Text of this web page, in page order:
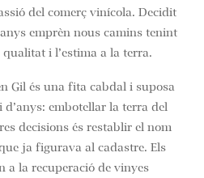
del comerç vinícola. Decidit
emprèn nous camins tenint
i l’estima a la terra.
Gil és una fita cabdal i suposa
d’anys: embotellar la terra del
decisions és restablir el nom
ja figurava al cadastre. Els
a la recuperació de vinyes